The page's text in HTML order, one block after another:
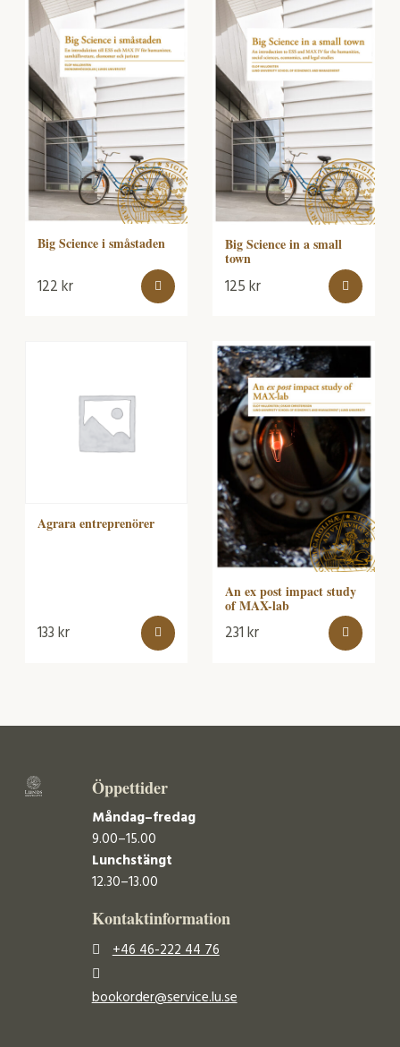
Big Science i småstaden
122kr
Big Science in a small
town
125kr
Agrara entreprenörer
133kr
An ex post impact study
of MAX-lab
231kr
Öppettider
Måndag–fredag
9.00–15.00
Lunchstängt
12.30–13.00
Kontaktinformation
+46 46-222 44 76
bookorder@service.lu.se